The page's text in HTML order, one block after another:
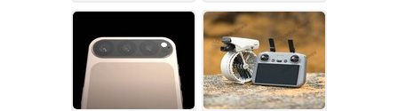
Auto12.01.2025
mehr12.01.2025